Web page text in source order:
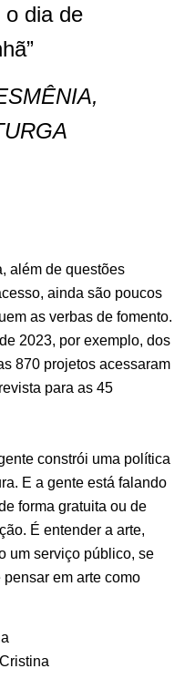
o dia de
além de questões
ainda são poucos
as verbas de fomento.
2023, por exemplo, dos
870 projetos acessaram
para as 45
constrói uma política
E a gente está falando
forma gratuita ou de
É entender a arte,
um serviço público, se
em arte como